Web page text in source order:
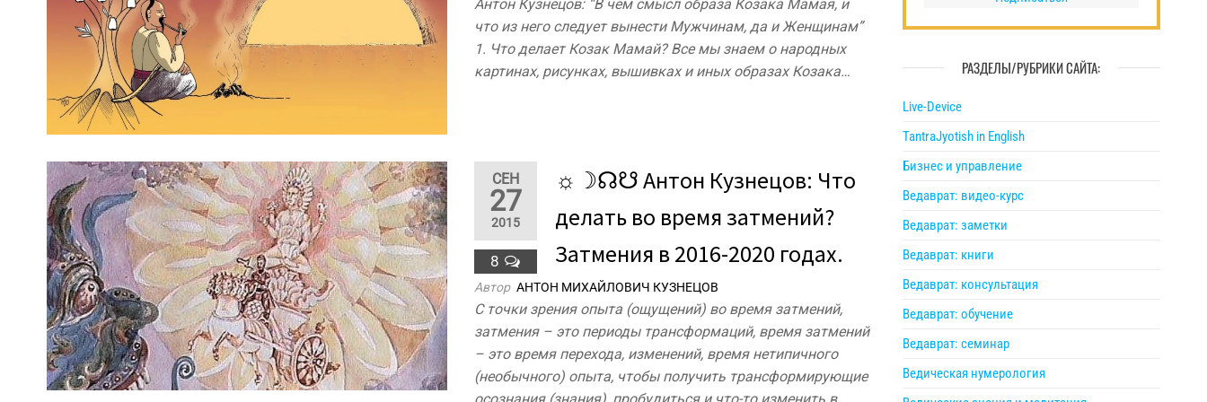
Антон Кузнецов: “В чем смысл образа Козака Мамая, и
что из него следует вынести Мужчинам, да и Женщинам”
1. Что делает Козак Мамай? Все мы знаем о народных
картинах, рисунках, вышивках и иных образах Козака…
СЕН
27
2015
8
☼☽☊☋ Антон Кузнецов: Что
делать во время затмений?
Затмения в 2016-2020 годах.
Автор АНТОН МИХАЙЛОВИЧ КУЗНЕЦОВ
С точки зрения опыта (ощущений) во время затмений,
затмения – это периоды трансформаций, время затмений
– это время перехода, изменений, время нетипичного
(необычного) опыта, чтобы получить трансформирующие
осознания (знания), пробудиться и что-то изменить в
РАЗДЕЛЫ/РУБРИКИ САЙТА:
Live-Device
TantraJyotish in English
Бизнес и управление
Ведаврат: видео-курс
Ведаврат: заметки
Ведаврат: книги
Ведаврат: консультация
Ведаврат: обучение
Ведаврат: семинар
Ведическая нумерология